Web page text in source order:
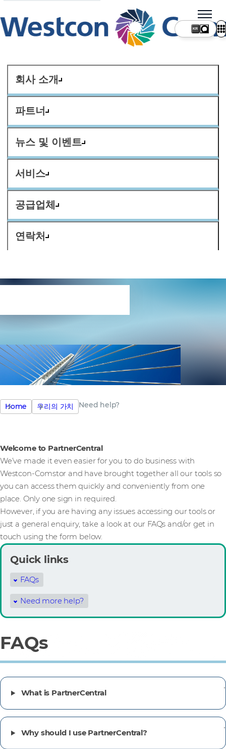
회사 소개
파트너
뉴스 및 이벤트
서비스
공급업체
연락처
KR
Home 우리의 가치 Need help?
Welcome to PartnerCentral
We’ve made it even easier for you to do business with
Westcon-Comstor and have brought together all our tools so
you can access them quickly and conveniently from one
place. Only one sign in required.
However, if you are having any issues accessing our tools or
just a general enquiry, take a look at our FAQs and/or get in
touch using the form below.
Quick links
FAQs
Need more help?
FAQs
What is PartnerCentral
Why should I use PartnerCentral?